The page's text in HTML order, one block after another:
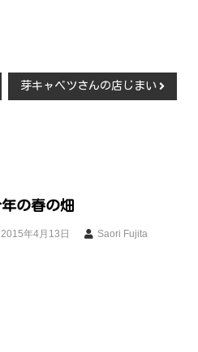
芽キャベツさんの店じまい
の春の畑
2015年4月13日 Saori Fujita